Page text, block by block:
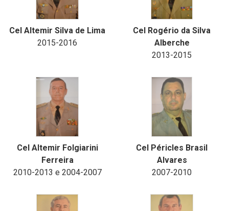
Cel Altemir Silva de Lima
2015-2016
Cel Rogério da Silva
Alberche
2013-2015
Cel Altemir Folgiarini
Ferreira
2010-2013 e 2004-2007
Cel Péricles Brasil
Alvares
2007-2010